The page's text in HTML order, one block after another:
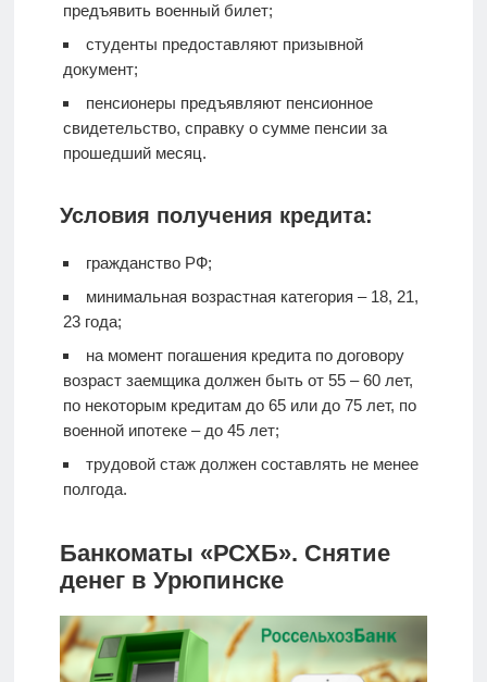
предъявить военный билет;
студенты предоставляют призывной
документ;
пенсионеры предъявляют пенсионное
свидетельство, справку о сумме пенсии за
прошедший месяц.
Условия получения кредита:
гражданство РФ;
минимальная возрастная категория – 18, 21,
23 года;
на момент погашения кредита по договору
возраст заемщика должен быть от 55 – 60 лет,
по некоторым кредитам до 65 или до 75 лет, по
военной ипотеке – до 45 лет;
трудовой стаж должен составлять не менее
полгода.
Банкоматы «РСХБ». Снятие
денег в Урюпинске